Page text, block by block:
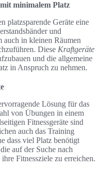
minimalem Platz
platzsparende Geräte eine
und
in kleinen Räumen
Diese Kraftgeräte
und die allgemeine
in Anspruch zu nehmen.
Lösung für das
von Übungen in einem
Fitnessgeräte sind
auch das Training
dass viel Platz benötigt
auf der Suche nach
Fitnessziele zu erreichen.